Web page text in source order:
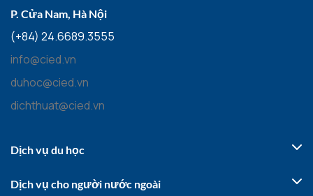
P. Cửa Nam, Hà Nội
(+84) 24.6689.3555
info@cied.vn
duhoc@cied.vn
dichthuat@cied.vn
Dịch vụ du học
Dịch vụ cho người nước ngoài